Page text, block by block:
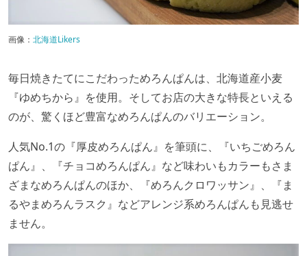
画像： 北海道Likers
毎日焼きたてにこだわっためろんぱんは、北海道産小麦
『ゆめちから』を使用。そしてお店の大きな特長といえる
のが、驚くほど豊富なめろんぱんのバリエーション。
人気No.1の『厚皮めろんぱん』を筆頭に、『いちごめろん
ぱん』、『チョコめろんぱん』など味わいもカラーもさま
ざまなめろんぱんのほか、『めろんクロワッサン』、『ま
るやまめろんラスク』などアレンジ系めろんぱんも見逃せ
ません。